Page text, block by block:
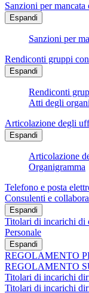
Sanzioni per
Espandi
Sanzioni per
Rendiconti gruppi
Espandi
Rendiconti
Atti degli
Articolazione degli
Espandi
Articolazione
Organigramma
Telefono e posta
Consulenti e
Espandi
Titolari di incarichi di
Personale
Espandi
REGOLAMENTO
REGOLAMENTO
Titolari di incarichi
Titolari di incarichi